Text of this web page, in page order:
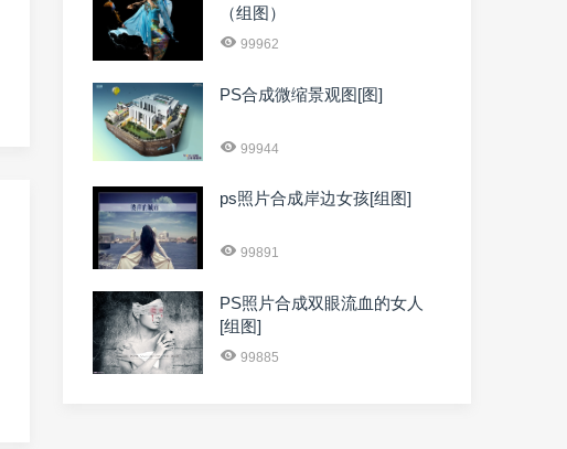
（组图）
99962
PS合成微缩景观图[图]
99944
ps照片合成岸边女孩[组图]
99891
PS照片合成双眼流血的女人
[组图]
99885